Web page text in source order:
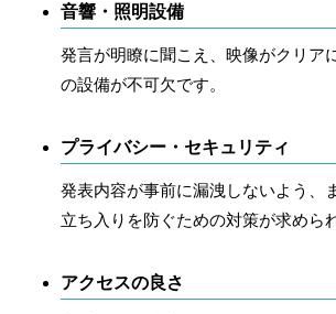
音響・照明設備
発言が明瞭に聞こえ、映像がクリア
の設備が不可欠です。
プライバシー・セキュリティ
発表内容が事前に漏洩しないよう、
立ち入りを防ぐための対策が求めら
アクセスの良さ